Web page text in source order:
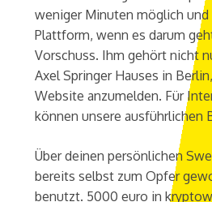
weniger Minuten möglich
Plattform, wenn es darum
Vorschuss. Ihm gehört nicht
Axel Springer Hauses in
Website anzumelden. Für
können unsere ausführlichen
Über deinen persönlichen
bereits selbst zum Opfer
benutzt. 5000 euro in